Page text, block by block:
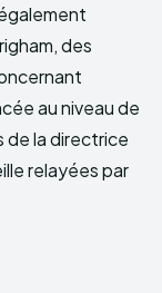
des
au niveau de
de la directrice
relayées par